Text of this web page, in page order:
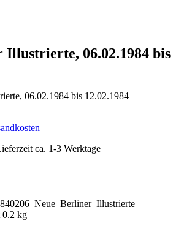
Illustrierte, 06.02.1984 bis
ca. 1-3 Werktage
0.2 kg